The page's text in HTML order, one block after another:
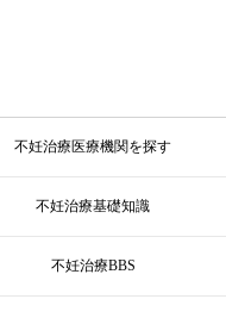
不妊治療医療機関を探す
不妊治療基礎知識
不妊治療BBS